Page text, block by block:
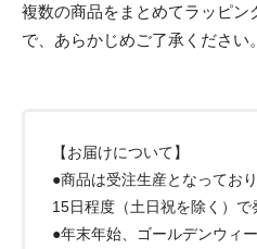
複数の商品をまとめてラッピン
で、あらかじめご了承ください。
【お届けについて】
●商品は受注生産となってお
15日程度（土日祝を除く）で
●年末年始、ゴールデンウィ